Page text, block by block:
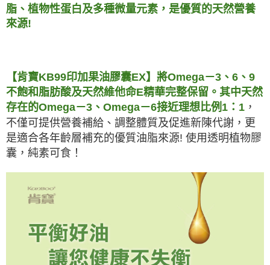
脂、植物性蛋白及多種微量元素，是優質的天然營養
來源!
【肯寶KB99印加果油膠囊EX】 將Omega－3、6、9
不飽和脂肪酸及天然維他命E精華完整保留。其中天然
存在的Omega－3、Omega－6接近理想比例1：1 ，
不僅可提供營養補給、調整體質及促進新陳代謝，更
是適合各年齡層補充的優質油脂來源! 使用透明植物膠
囊，純素可食！